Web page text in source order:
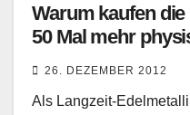
Warum kaufen
50 Mal mehr
26. DEZEMBER 2012
Als Langzeit-